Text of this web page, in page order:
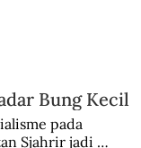
Bung Kecil
pada
Sjahrir jadi